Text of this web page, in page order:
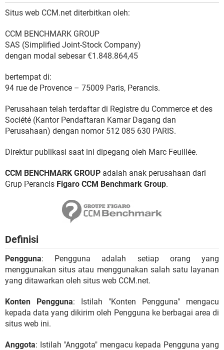
Situs web CCM.net diterbitkan oleh:
CCM BENCHMARK GROUP
SAS (Simplified Joint-Stock Company)
dengan modal sebesar €1.848.864,45
bertempat di:
94 rue de Provence – 75009 Paris, Perancis.
Perusahaan telah terdaftar di Registre du Commerce et des
Société (Kantor Pendaftaran Kamar Dagang dan
Perusahaan) dengan nomor 512 085 630 PARIS.
Direktur publikasi saat ini dipegang oleh Marc Feuillée.
CCM BENCHMARK GROUP adalah anak perusahaan dari
Grup Perancis Figaro CCM Benchmark Group.
Definisi
Pengguna: Pengguna adalah setiap orang yang
menggunakan situs atau menggunakan salah satu layanan
yang ditawarkan oleh situs web CCM.net.
Konten Pengguna: Istilah "Konten Pengguna" mengacu
kepada data yang dikirim oleh Pengguna ke berbagai area di
situs web ini.
Anggota: Istilah "Anggota" mengacu kepada Pengguna yang